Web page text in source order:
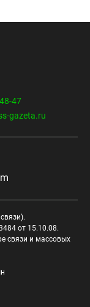
47
gazeta.ru
от 15.10.08.
связи и массовых